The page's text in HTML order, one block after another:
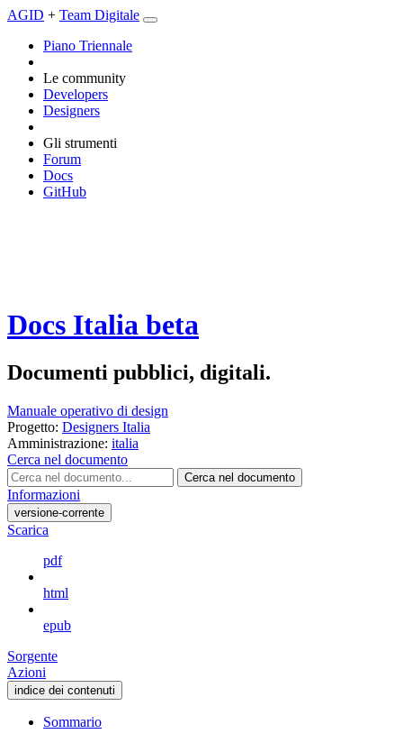
AGID + Team Digitale
Piano Triennale
Le community
Developers
Designers
Gli strumenti
Forum
Docs
GitHub
Docs Italia beta
Documenti pubblici, digitali.
Manuale operativo di design
Progetto: Designers Italia
Amministrazione: italia
Cerca nel documento
Cerca nel documento
Informazioni
versione-corrente
Scarica
pdf
html
epub
Sorgente
Azioni
indice dei contenuti
Sommario